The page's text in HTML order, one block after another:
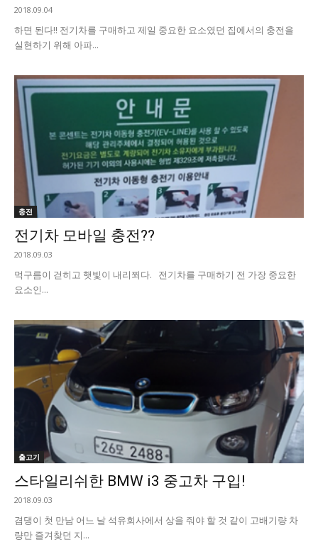
2018.09.04
하면 된다!! 전기차를 구매하고 제일 중요한 요소였던 집에서의 충전을
실현하기 위해 아파...
충전
전기차 모바일 충전??
2018.09.03
먹구름이 걷히고 햇빛이 내리쬐다. 전기차를 구매하기 전 가장 중요한
요소인...
출고기
스타일리쉬한 BMW i3 중고차 구입!
2018.09.03
겸댕이 첫 만남 어느 날 석유회사에서 상을 줘야 할 것 같이 고배기량 차
량만 즐겨찾던 지...